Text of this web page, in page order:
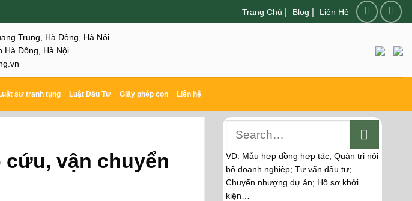
Trang Chủ | Blog | Liên Hệ
Trung, Hà Đông, Hà Nội
Hà Đông, Hà Nội
sư tranh tụng Luật Đầu Tư Giấy phép con Liên hệ
vận chuyển
VD: Mẫu hợp đồng hợp tác; Quản trị nội
bộ doanh nghiệp; Tư vấn đầu tư;
Chuyển nhượng dự án; Hồ sơ khởi
kiện…